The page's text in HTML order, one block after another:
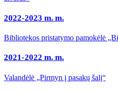
2022-2023 m. m.
Bibliotekos pristatymo pamokėlė
2021-2022 m. m.
Valandėlė „Pirmyn į pasakų šalį“